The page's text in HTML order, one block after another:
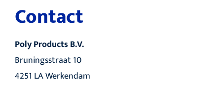
Contact
Poly Products B.V.
Bruningsstraat 10
4251 LA Werkendam